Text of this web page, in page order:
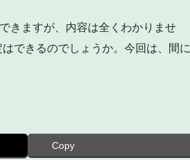
きますが、内容は全くわかりませ
できるのでしょうか。今回は、間に
Copy